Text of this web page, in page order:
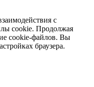
с
cookie. Продолжая
cookie-файлов. Вы
браузера.